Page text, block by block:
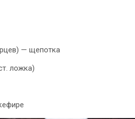
— щепотка
ложка)